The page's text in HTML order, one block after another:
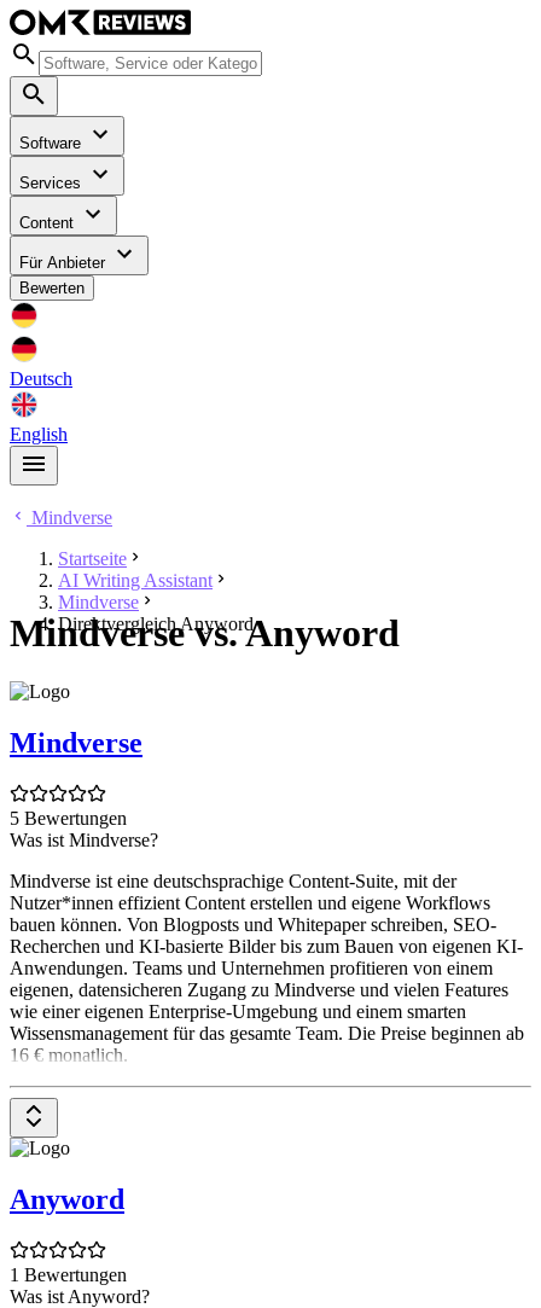
Software
Services
Content
Für Anbieter
Bewerten
Deutsch
English
Mindverse
Startseite
AI Writing Assistant
Mindverse
Direktvergleich Anyword
Mindverse vs. Anyword
Mindverse
5 Bewertungen
Was ist Mindverse?
Mindverse ist eine deutschsprachige Content-Suite, mit der
Nutzer*innen effizient Content erstellen und eigene Workflows
bauen können. Von Blogposts und Whitepaper schreiben, SEO-
Recherchen und KI-basierte Bilder bis zum Bauen von eigenen KI-
Anwendungen. Teams und Unternehmen profitieren von einem
eigenen, datensicheren Zugang zu Mindverse und vielen Features
wie einer eigenen Enterprise-Umgebung und einem smarten
Wissensmanagement für das gesamte Team. Die Preise beginnen ab
16 € monatlich.
Anyword
1 Bewertungen
Was ist Anyword?